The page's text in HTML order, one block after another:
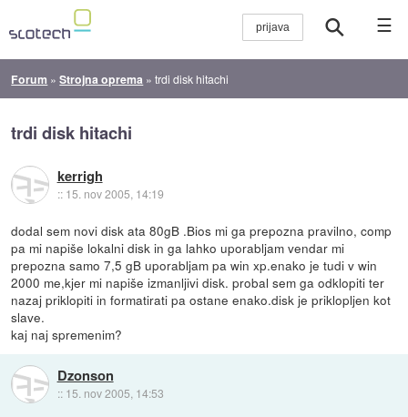
☰
Forum »Strojna oprema »trdi disk hitachi
trdi disk hitachi
kerrigh
:: 15. nov 2005, 14:19
dodal sem novi disk ata 80gB .Bios mi ga prepozna pravilno, comp
pa mi napiše lokalni disk in ga lahko uporabljam vendar mi
prepozna samo 7,5 gB uporabljam pa win xp.enako je tudi v win
2000 me,kjer mi napiše izmanljivi disk. probal sem ga odklopiti ter
nazaj priklopiti in formatirati pa ostane enako.disk je priklopljen kot
slave.
kaj naj spremenim?
Dzonson
:: 15. nov 2005, 14:53